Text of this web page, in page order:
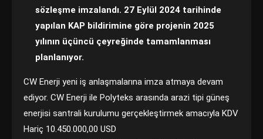
sözleşme imzalandı. 27 Eylül 2024 tarihinde
yapılan KAP bildirimine göre projenin 2025
yılının üçüncü çeyreğinde tamamlanması
planlanıyor.
CW Enerji yeni iş anlaşmalarına imza atmaya devam
ediyor. CW Enerji ile Polyteks arasında arazi tipi güneş
enerjisi santrali kurulumu gerçekleştirmek amacıyla KDV
Hariç 10.450.000,00 USD